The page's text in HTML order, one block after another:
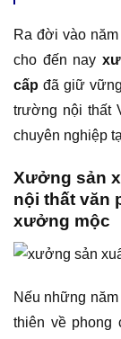
Ra đời vào
cho đến nay
cấp đã giữ
trường nội thất
chuyên nghiệp
Xưởng sản
nội thất văn
xưởng mộc
Nếu những
thiên về phong